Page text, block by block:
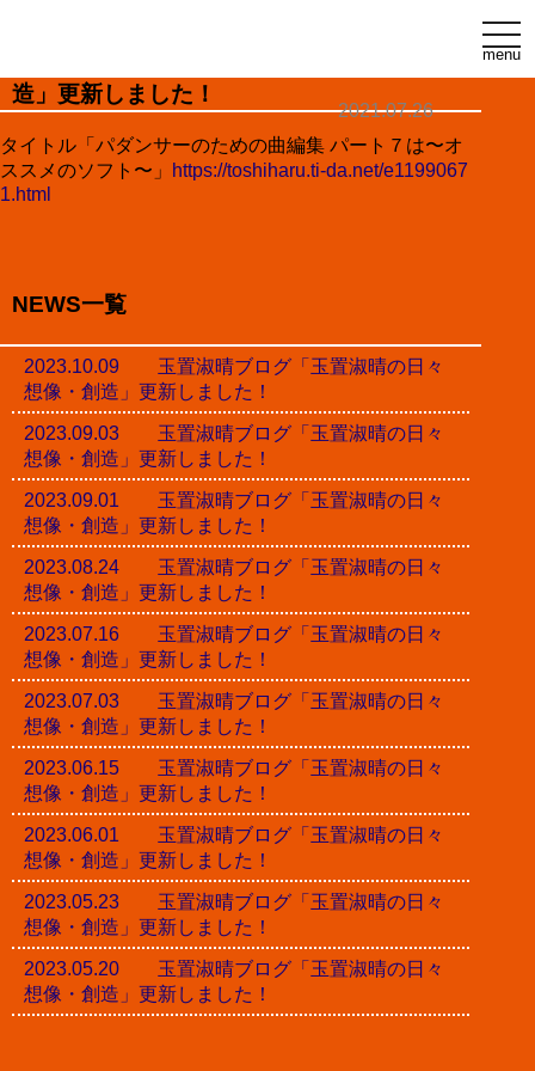
t
o
g
g
menu
造」更新しました！
2021.07.26
タイトル「パダンサーのための曲編集 パート７は〜オ
ススメのソフト〜」
https://toshiharu.ti-da.net/e1199067
1.html
NEWS一覧
2023.10.09 玉置淑晴ブログ「玉置淑晴の日々
想像・創造」更新しました！
2023.09.03 玉置淑晴ブログ「玉置淑晴の日々
想像・創造」更新しました！
2023.09.01 玉置淑晴ブログ「玉置淑晴の日々
想像・創造」更新しました！
2023.08.24 玉置淑晴ブログ「玉置淑晴の日々
想像・創造」更新しました！
2023.07.16 玉置淑晴ブログ「玉置淑晴の日々
想像・創造」更新しました！
2023.07.03 玉置淑晴ブログ「玉置淑晴の日々
想像・創造」更新しました！
2023.06.15 玉置淑晴ブログ「玉置淑晴の日々
想像・創造」更新しました！
2023.06.01 玉置淑晴ブログ「玉置淑晴の日々
想像・創造」更新しました！
2023.05.23 玉置淑晴ブログ「玉置淑晴の日々
想像・創造」更新しました！
2023.05.20 玉置淑晴ブログ「玉置淑晴の日々
想像・創造」更新しました！